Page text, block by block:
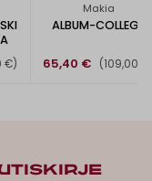
€)
Makia
ALBUM-COLLEGE
65,40 € (109,00